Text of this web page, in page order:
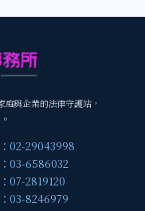
與企業的法律守護站，
02-29043998
03-6586032
07-2819120
03-8246979